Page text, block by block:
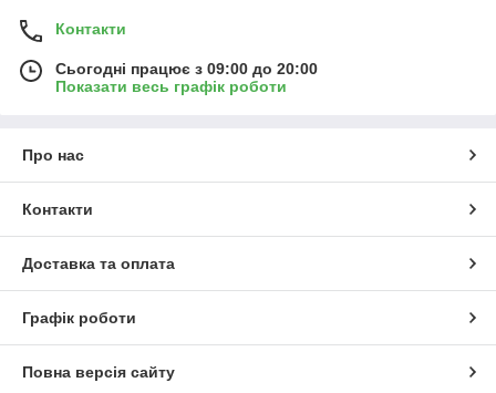
Контакти
Сьогодні працює з 09:00 до 20:00
Показати весь графік роботи
Про нас
Контакти
Доставка та оплата
Графік роботи
Повна версія сайту